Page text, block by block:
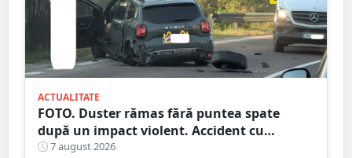
ACTUALITATE
FOTO. Duster rămas fără puntea spate
după un impact violent. Accident cu
implicarea unei mașini din Satu Mare
7 august 2026